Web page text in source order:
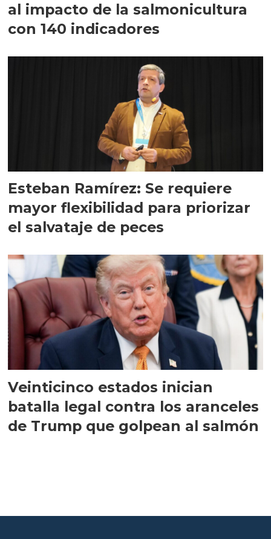
al impacto de la salmonicultura
con 140 indicadores
Esteban Ramírez: Se requiere
mayor flexibilidad para priorizar
el salvataje de peces
Veinticinco estados inician
batalla legal contra los aranceles
de Trump que golpean al salmón